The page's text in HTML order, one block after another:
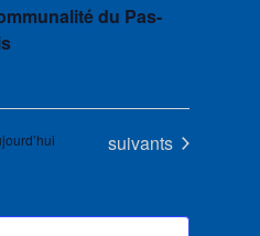
du Pas-
Évènements
suivants